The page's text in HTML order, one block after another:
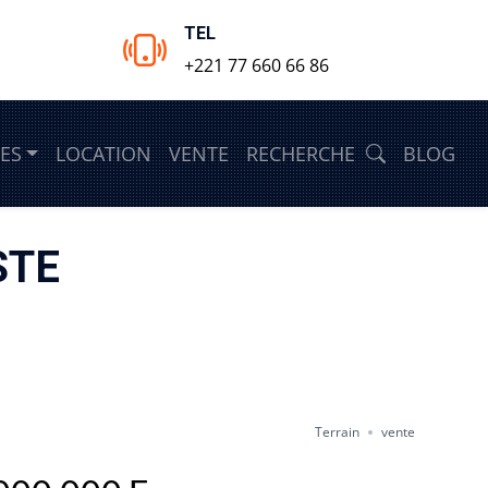
TEL
+221 77 660 66 86
LOCATION VENTE RECHERCHE BLOG
Terrain vente